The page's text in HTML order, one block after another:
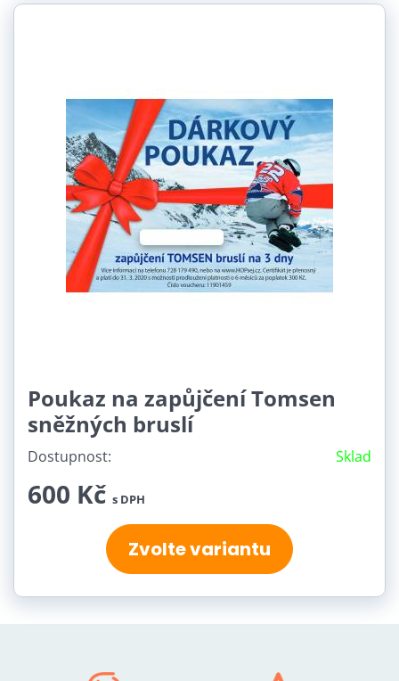
Poukaz na zapůjčení Tomsen
sněžných bruslí
Dostupnost: Sklad
600 Kč s DPH
Zvolte variantu